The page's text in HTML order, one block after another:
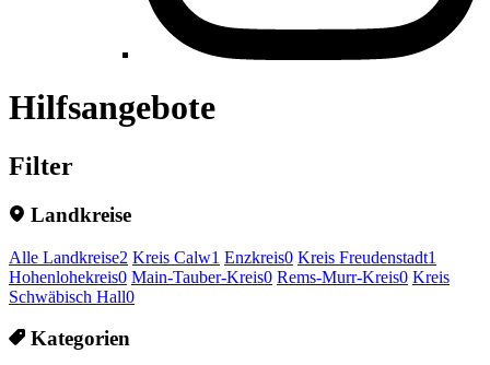
Hilfsangebote
Filter
Landkreise
Alle Landkreise2 Kreis Calw1 Enzkreis0 Kreis Freudenstadt1
Hohenlohekreis0 Main-Tauber-Kreis0 Rems-Murr-Kreis0 Kreis
Schwäbisch Hall0
Kategorien